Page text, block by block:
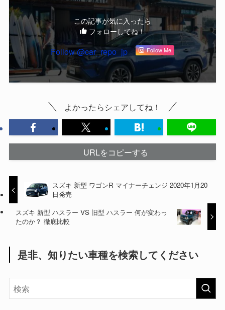
この記事が気に入ったら
フォローしてね！
Follow @car_repo_jp Follow Me
よかったらシェアしてね！
URLをコピーする
スズキ 新型 ワゴンR マイナーチェンジ 2020年1月20
日発売
スズキ 新型 ハスラー VS 旧型 ハスラー 何が変わっ
たのか？ 徹底比較
是非、知りたい車種を検索してください